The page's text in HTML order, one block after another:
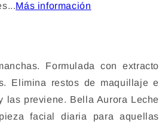
Más información
Formulada con extracto
Elimina restos de maquillaje e
las previene. Bella Aurora Leche
facial diaria para aquellas